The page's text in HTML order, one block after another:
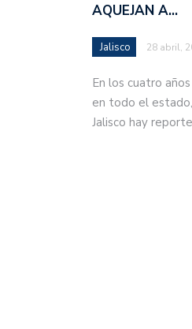
AQUEJAN A…
Jalisco 28 abril,
En los cuatro
en todo el
Jalisco hay